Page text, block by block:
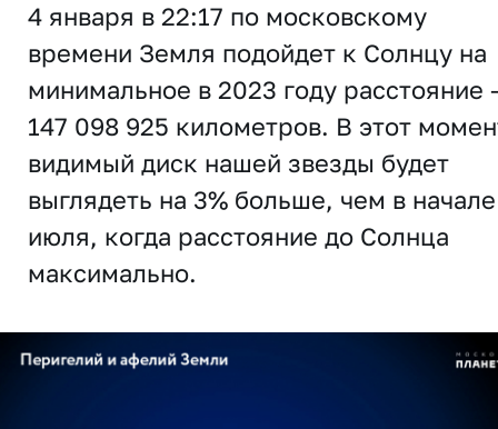
4 января в 22:17 по московскому
времени Земля подойдет к Солнцу на
минимальное в 2023 году расстояние
147 098 925 километров. В этот
видимый диск нашей звезды будет
выглядеть на 3% больше, чем в начале
июля, когда расстояние до Солнца
максимально.